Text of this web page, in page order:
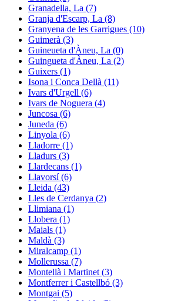
Granadella, La (7)
Granja d'Escarp, La (8)
Granyena de les Garrigues (10)
Guimerà (3)
Guineueta d'Àneu, La (0)
Guingueta d'Àneu, La (2)
Guixers (1)
Isona i Conca Dellà (11)
Ivars d'Urgell (6)
Ivars de Noguera (4)
Juncosa (6)
Juneda (6)
Linyola (6)
Lladorre (1)
Lladurs (3)
Llardecans (1)
Llavorsí (6)
Lleida (43)
Lles de Cerdanya (2)
Llimiana (1)
Llobera (1)
Maials (1)
Maldà (3)
Miralcamp (1)
Mollerussa (7)
Montellà i Martinet (3)
Montferrer i Castellbó (3)
Montgai (5)